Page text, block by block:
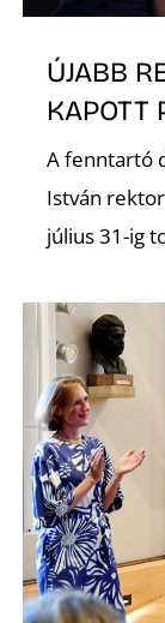
ÚJABB
KAPOTT
A fenntartó
István
július 31-ig